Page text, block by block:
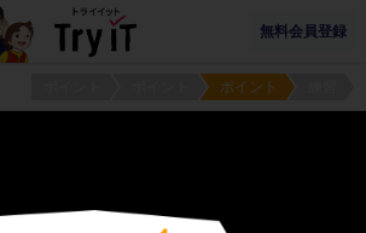
無料会員登録
ポイント